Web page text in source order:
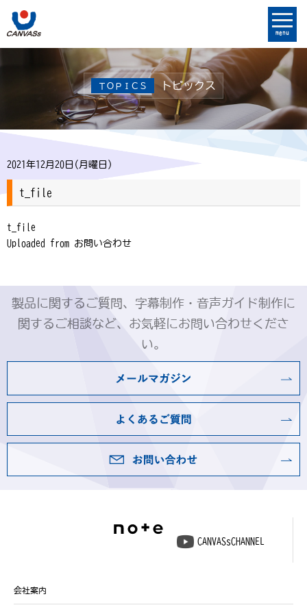
menu
ＴＯＰＩＣＳ トピックス
2021年12月20日(月曜日)
t_file
t_file
Uploaded from お問い合わせ
製品に関するご質問、字幕制作・音声ガイド制作に
関するご相談など、お気軽にお問い合わせくださ
い。
CANVASsCHANNEL
会社案内